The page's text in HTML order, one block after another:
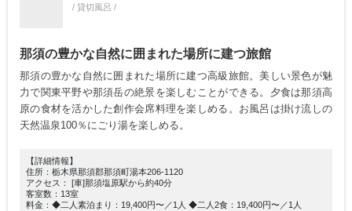
/ 貸切風呂 /
那須の豊かな自然に囲まれた場所に建つ旅館
那須の豊かな自然に囲まれた場所に建つ高級旅館。美しい景色が魅
力で関東平野や那須岳の絶景を楽しむことができる。夕食は那須高
原の食材を活かした創作会席料理を楽しめる。お風呂は掛け流しの
天然温泉100％にごり湯を楽しめる。
【詳細情報】
住所：栃木県那須郡那須町湯本206-1120
アクセス： [車]那須塩原駅から約40分
客室数：13室
料金：◆二人素泊まり：19,400円〜／1人 ◆二人2食：19,400円〜／1人